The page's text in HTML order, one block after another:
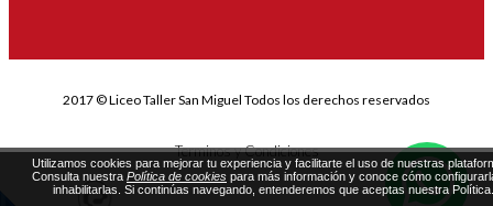
2017 © Liceo Taller San Miguel Todos los derechos reservados
Terminos y Condiciones
Utilizamos cookies para mejorar tu experiencia y facilitarte el uso de nuestras
Consulta nuestra Política de cookies para más información y conoce cómo
inhabilitarlas. Si continúas navegando, entenderemos que aceptas nuestra Política.